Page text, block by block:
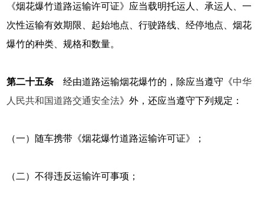
《烟花爆竹道路运输许可证》应当载明托运人、承运人、一
次性运输有效期限、起始地点、行驶路线、经停地点、烟花
爆竹的种类、规格和数量。
第二十五条 经由道路运输烟花爆竹的，除应当遵守《中华
人民共和国道路交通安全法》外，还应当遵守下列规定：
（一）随车携带《烟花爆竹道路运输许可证》；
（二）不得违反运输许可事项；